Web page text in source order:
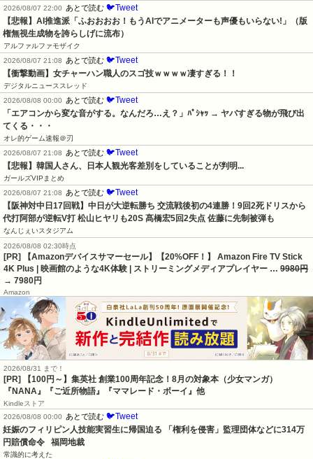
2026/08/07 22:00
あとで読む 🐦Tweet
【悲報】AI推進派「ふおおおお！もうAIでアニメーターも声優もいらない!」（版
権無視生成物を誇らしげに流布）
アルファルファモザイク
2026/08/07 21:08
あとで読む 🐦Tweet
【衝撃動画】女チャーハン職人のスゴ技ｗｗｗｗ凄すぎる！！
デジタルニューススレッド
2026/08/08 00:00
あとで読む 🐦Tweet
「エアコンから変な音がする。なんだろ…え？」ﾊﾟｼｬｯ → ヤバすぎる物が飛び出
てくる・・・
オレ的ゲーム速報＠刃
2026/08/07 21:08
あとで読む 🐦Tweet
【悲報】韓国人さん、日本人観光客差別をしていることが判明...
ガールズVIPまとめ
2026/08/07 21:08
あとで読む 🐦Tweet
【阪神対中日17回戦】中日が大逆転勝ち 交流戦後初の4連勝！9回2死ドリスから
代打阿部が逆転V打 松山ヒヤリも20S 髙橋宏5回2失点 佐藤に先制被弾も
なんじぇいスタジアム
2026/08/08 02:30時点
[PR] 【Amazonデバイスサマーセール】【20%OFF！】 Amazon Fire TV Stick
4K Plus | 映画館のような4K体験 | ストリーミングメディアプレイヤー … 9980円
→ 7980円
Amazon
2026/08/31 まで！
[PR]
【100円～】集英社 創業100周年記念！8月の対象本（少女マンガ）
『NANA』『ご近所物語』『ママレード・ボーイ』他
Kindleストア
2026/08/08 00:00
あとで読む 🐦Tweet
妊娠のフィリピン人技能実習生に帰国迫る 「権利を侵害」監理団体などに314万
円賠償命令   福岡地裁
常識的に考えた